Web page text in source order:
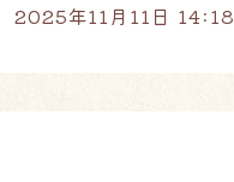
2025年11月11日 14:18